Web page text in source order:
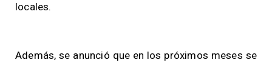
locales.
Además, se anunció que en los próximos meses se